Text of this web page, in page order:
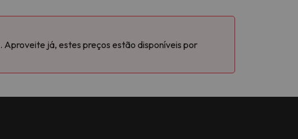
Aproveite já, estes preços estão disponíveis por